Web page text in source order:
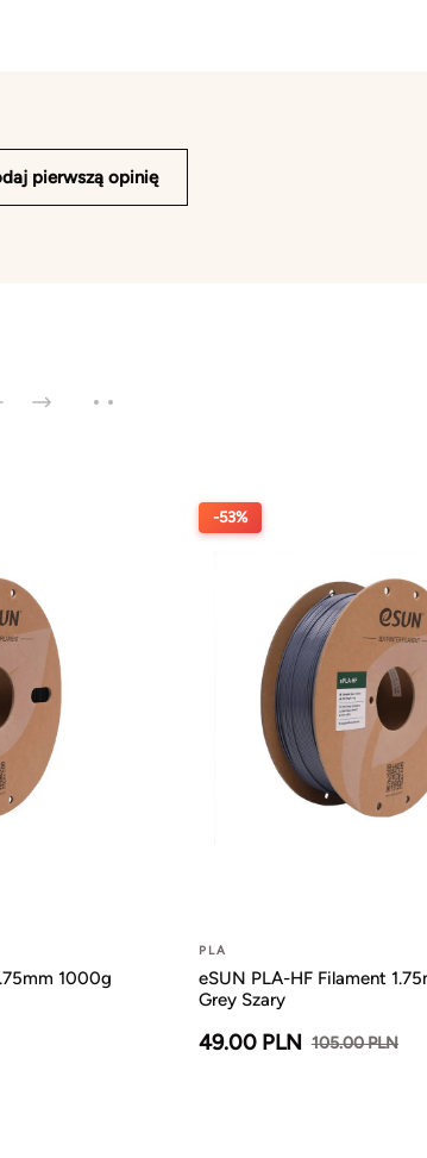
pierwszą opinię
1000g
-53%
PLA
eSUN PLA-HF Filament
Grey Szary
49.00 PLN 105.00 PLN